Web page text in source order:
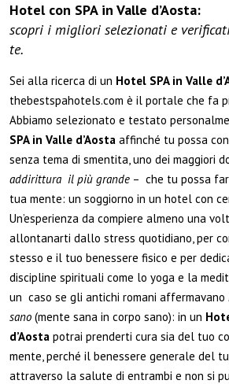
Hotel con SPA in Valle d’Aosta:
scopri i migliori selezionati e
te.
Sei alla ricerca di un Hotel SPA in Valle
thebestspahotels.com è il portale che fa
Abbiamo selezionato e testato
SPA in Valle d’Aosta affinché tu possa
senza tema di smentita, uno dei maggiori
addirittura il più grande – che tu possa
tua mente: un soggiorno in un hotel con
Un’esperienza da compiere almeno una
allontanarti dallo stress quotidiano, per
stesso e il tuo benessere fisico e per
discipline spirituali come lo yoga e la
un caso se gli antichi romani affermavano
sano (mente sana in corpo sano): in un
d’Aosta potrai prenderti cura sia del tuo
mente, perché il benessere generale del
attraverso la salute di entrambi e non si